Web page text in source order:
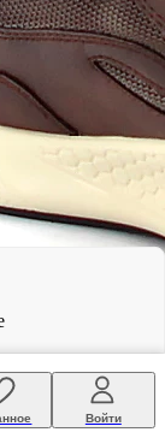
Войти